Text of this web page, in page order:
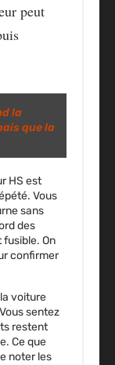
peut
la
que la
HS est
Vous
sans
des
On
confirmer
voiture
sentez
restent
Ce que
noter les